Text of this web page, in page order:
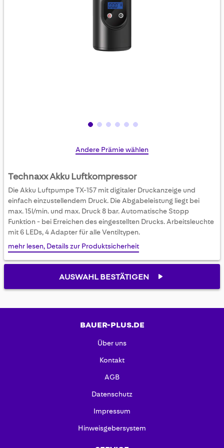
Skip
beginning
of
the
images
gallery
Andere Prämie wählen
Technaxx Akku Luftkompressor
Die Akku Luftpumpe TX-157 mit digitaler Druckanzeige und
einfach einzustellendem Druck. Die Abgabeleistung liegt bei
max. 15l/min. und max. Druck 8 bar. Automatische Stopp
Funktion - bei Erreichen des eingestellten Drucks. Arbeitsleuchte
mit 6 LEDs, 4 Adapter für alle Ventiltypen.
mehr lesen, Details zur Produktsicherheit
AUSWAHL BESTÄTIGEN
BAUER-PLUS.DE
Über uns
Kontakt
AGB
Datenschutz
Impressum
Hinweisgebersystem